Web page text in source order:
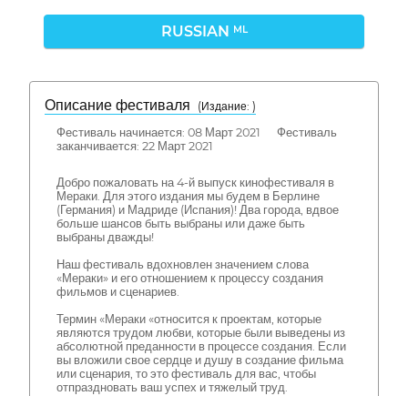
RUSSIAN ML
Описание фестиваля
( Издание: )
Фестиваль начинается: 08 Март 2021 Фестиваль
заканчивается: 22 Март 2021
Добро пожаловать на 4-й выпуск кинофестиваля в
Мераки. Для этого издания мы будем в Берлине
(Германия) и Мадриде (Испания)! Два города, вдвое
больше шансов быть выбраны или даже быть
выбраны дважды!
Наш фестиваль вдохновлен значением слова
«Мераки» и его отношением к процессу создания
фильмов и сценариев.
Термин «Мераки «относится к проектам, которые
являются трудом любви, которые были выведены из
абсолютной преданности в процессе создания. Если
вы вложили свое сердце и душу в создание фильма
или сценария, то это фестиваль для вас, чтобы
отпраздновать ваш успех и тяжелый труд.